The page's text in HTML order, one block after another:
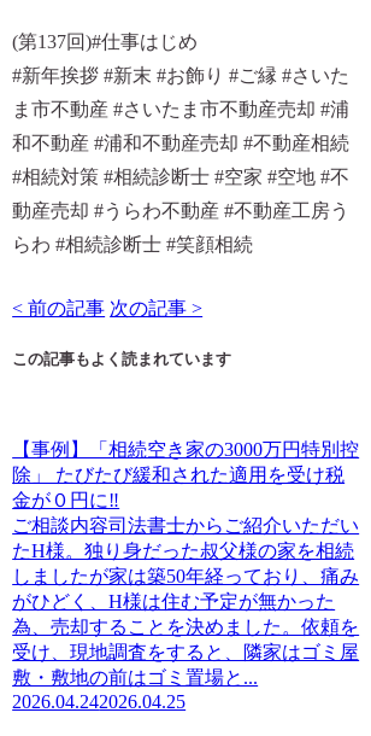
(第137回)#仕事はじめ
#新年挨拶 #新末 #お飾り #ご縁 #さいた
ま市不動産 #さいたま市不動産売却 #浦
和不動産 #浦和不動産売却 #不動産相続
#相続対策 #相続診断士 #空家 #空地 #不
動産売却 #うらわ不動産 #不動産工房う
らわ #相続診断士 #笑顔相続
< 前の記事 次の記事 >
この記事もよく読まれています
【事例】「相続空き家の3000万円特別控
除」 たびたび緩和された適用を受け税
金が０円に‼
ご相談内容司法書士からご紹介いただい
たH様。独り身だった叔父様の家を相続
しましたが家は築50年経っており、痛み
がひどく、H様は住む予定が無かった
為、売却することを決めました。依頼を
受け、現地調査をすると、隣家はゴミ屋
敷・敷地の前はゴミ置場と...
2026.04.242026.04.25